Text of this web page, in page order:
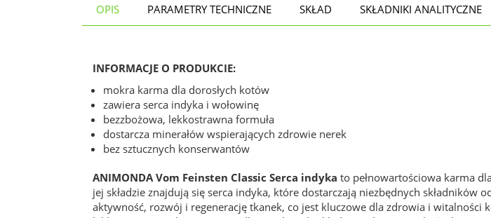
OPIS PARAMETRY TECHNICZNE SKŁAD SKŁADNIKI ANALITYCZNE
INFORMACJE O PRODUKCIE:
mokra karma dla dorosłych kotów
zawiera serca indyka i wołowinę
bezzbożowa, lekkostrawna formuła
dostarcza minerałów wspierających zdrowie nerek
bez sztucznych konserwantów
ANIMONDA Vom Feinsten Classic Serca indyka to pełnowartościowa karma
jej składzie znajdują się serca indyka, które dostarczają niezbędnych
aktywność, rozwój i regenerację tkanek, co jest kluczowe dla zdrowia i